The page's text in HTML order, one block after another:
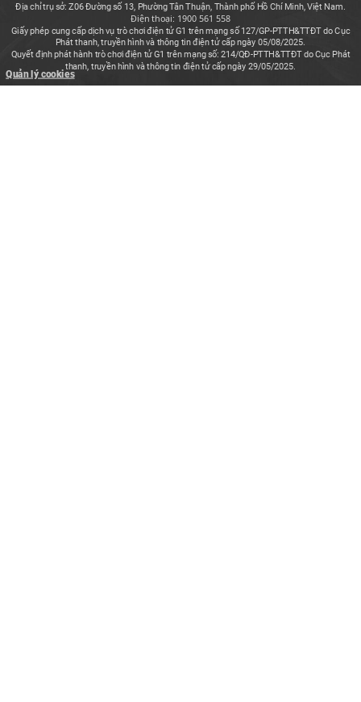
Địa chỉ trụ sở: Z06 Đường số 13, Phường Tân Thuận, Thành phố Hồ Chí Minh, Việt Nam.
Điện thoại: 1900 561 558
Giấy phép cung cấp dịch vụ trò chơi điện tử G1 trên mạng số 127/GP-PTTH&TTĐT do Cục
Phát thanh, truyền hình và thông tin điện tử cấp ngày 05/08/2025.
Quyết định phát hành trò chơi điện tử G1 trên mạng số: 214/QĐ-PTTH&TTĐT do Cục Phát
thanh, truyền hình và thông tin điện tử cấp ngày 29/05/2025.
Quản lý cookies